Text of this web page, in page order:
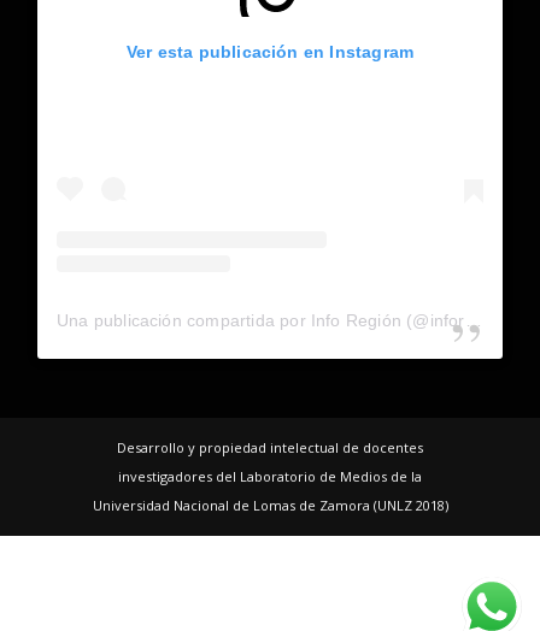
Ver esta publicación en Instagram
Desarrollo y propiedad intelectual de docentes
investigadores del Laboratorio de Medios de la
Universidad Nacional de Lomas de Zamora (UNLZ 2018)